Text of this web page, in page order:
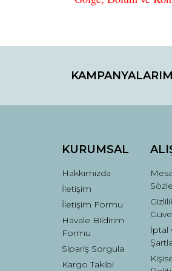
Görüş ve önerileriniz
Ürün resmi
Bu ürüne benzer
KURUMSAL
Hakkımızda
İletişim
İletişim Formu
Havale Bildirim
Formu
Sipariş Sorgula
Kargo Takibi
İptal